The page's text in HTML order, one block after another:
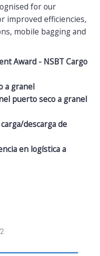
for our
improved efficiencies,
mobile bagging and
Award - NSBT Cargo
a granel
puerto seco a granel
descarga de
en logística a